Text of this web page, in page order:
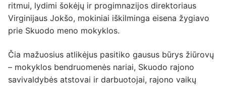
ritmui, lydimi šokėjų ir progimnazijos direktoriaus
Virginijaus Jokšo, mokiniai iškilminga eisena žygiavo
prie Skuodo meno mokyklos.
Čia mažuosius atlikėjus pasitiko gausus būrys žiūrovų
– mokyklos bendruomenės nariai, Skuodo rajono
savivaldybės atstovai ir darbuotojai, rajono vaikų